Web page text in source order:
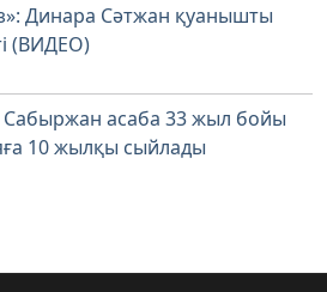
Динара Сәтжан қуанышты
(ВИДЕО)
Сабыржан асаба 33 жыл бойы
10 жылқы сыйлады